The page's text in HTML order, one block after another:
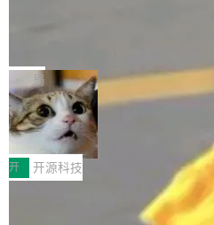
布，具体更新内容包括： feat(zero)
支持 --security superflag（
=...），与 Alpha 版本的格式一致，
管理 HTTP 端点进行授权。
<span><strong>警告：</
的 admin ...
块钱的玩意儿——一根小竹签，一个
系着涂了松香的线。甩起来，竹膜震
——哇”的蝉鸣声。实物越来越难找
把它做成了 Web 玩具，放在
c 上，并在 GitHub 开源。 玩法很
幕画圈，或者直接甩手机。页面会
（圈/秒），声音来自真实竹知了录
局
30倍效率升级：解锁医学影像数
价值化的真实路径
完成一例腹部CT影像标注，张医生
20个小时。他必须在数百张连续影
笔勾画边界，一层一层识别肌肉组
用东软飞标医学影像标注平台，同
开 开源科技
Apache Dubbo-go v3.3.2 正式